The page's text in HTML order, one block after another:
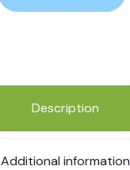
Description
Additional information